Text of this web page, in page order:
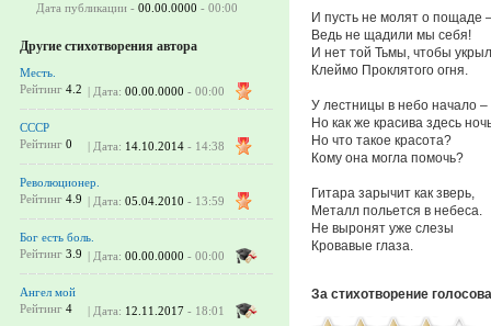
Дата публикации - 00.00.0000 - 00:00
Другие стихотворения автора
Месть.
Рейтинг 4.2 | Дата: 00.00.0000 - 00:00
СССР
Рейтинг 0 | Дата: 14.10.2014 - 14:38
Революционер.
Рейтинг 4.9 | Дата: 05.04.2010 - 13:59
Бог есть боль.
Рейтинг 3.9 | Дата: 00.00.0000 - 00:00
Ангел мой
Рейтинг 4 | Дата: 12.11.2017 - 18:01
И пусть не молят о пощаде
Ведь не щадили мы себя!
И нет той Тьмы, чтобы
Клеймо Проклятого огня.
У лестницы в небо начало –
Но как же красива здесь
Но что такое красота?
Кому она могла помочь?
Гитара зарычит как зверь,
Металл польется в небеса.
Не выронят уже слезы
Кровавые глаза.
За стихотворение